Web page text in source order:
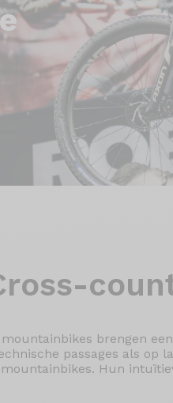
mountainbikes brengen
passages als op
mountainbikes. Hun